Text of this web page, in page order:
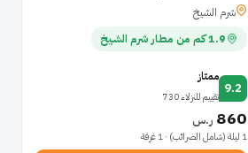
شرم الشيخ
1.9 كم من مطار شرم الشيخ
9.2
ممتاز
تقييم للنزلاء 730
860 ر.س
1 ليلة (شامل الضرائب) · 1 غرفة